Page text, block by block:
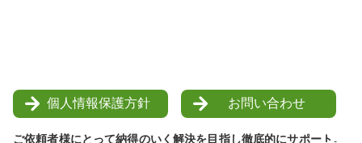
個人情報保護方針 お問い合わせ
ご依頼者様にとって納得のいく解決を目指し徹底的にサポート。